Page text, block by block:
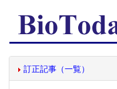
訂正記事（一覧）